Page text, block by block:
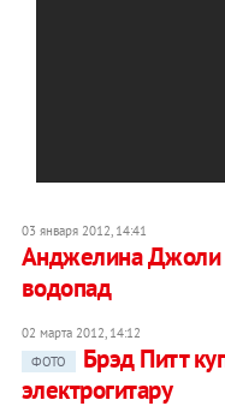
03 января 2012, 14:41
Анджелина Джоли
водопад
02 марта 2012, 14:12
ФОТО
Брэд Питт
электрогитару